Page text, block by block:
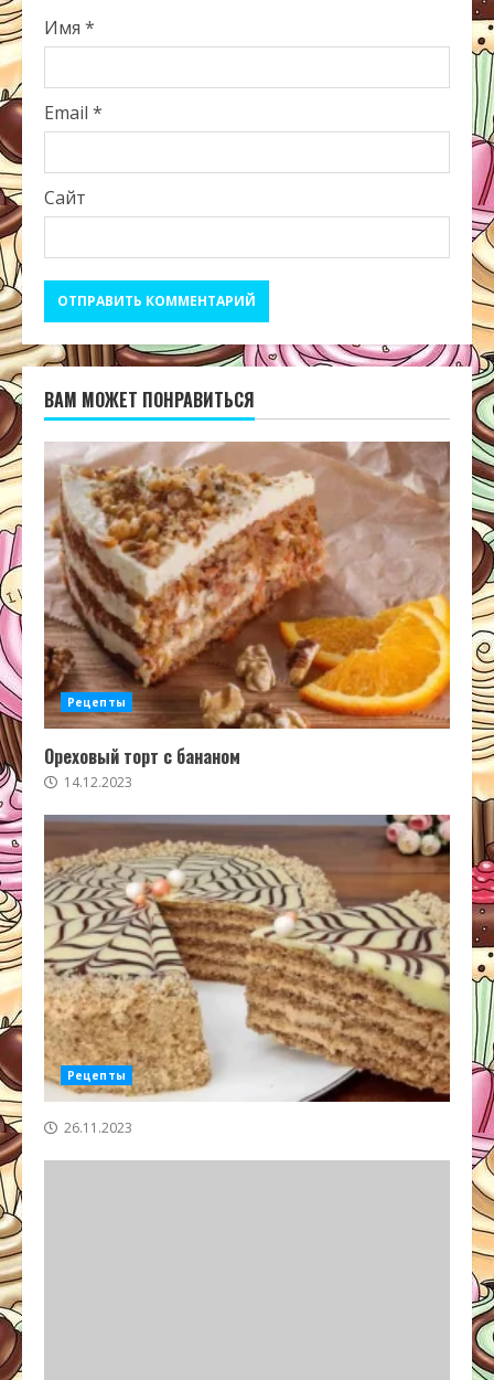
Имя *
Email *
Сайт
ВАМ МОЖЕТ ПОНРАВИТЬСЯ
Рецепты
Ореховый торт с бананом
14.12.2023
Рецепты
26.11.2023